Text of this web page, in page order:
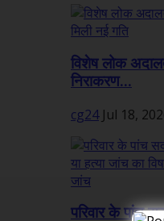
विशेष लोक
निराकरण...
cg24 Jul 18,
परिवार के पांच